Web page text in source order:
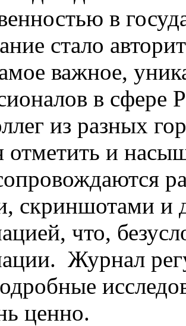
в
стало
важное,
в сфере
из разных
отметить и
скриншотами и
что,
Журнал
ценно.